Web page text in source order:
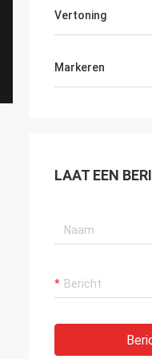
Vertoning
Markeren
LAAT EEN